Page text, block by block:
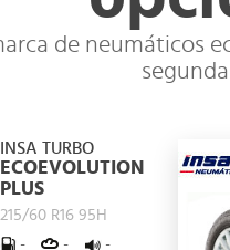
de neumáticos
INSA TURBO
ECOEVOLUTION
PLUS
215/60 R16 95H
-
-
-